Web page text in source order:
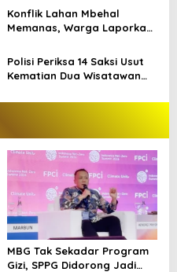
Konflik Lahan Mbehal
Memanas, Warga Laporkan
Polisi Periksa 14 Saksi Usut
Kematian Dua Wisatawan
MBG Tak Sekadar Program
Gizi, SPPG Didorong Jadi